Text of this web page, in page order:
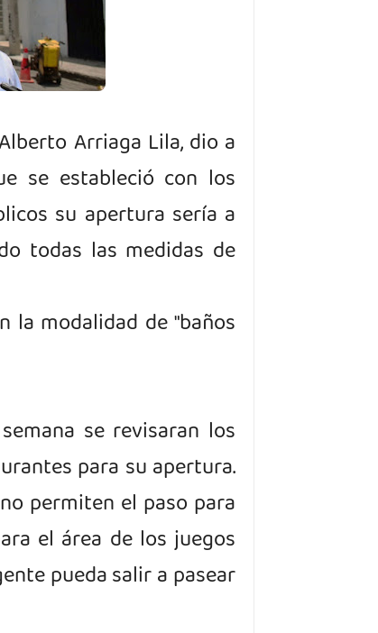
Arriaga Lila, dio a
se estableció con los
su apertura sería a
todas las medidas de
la modalidad de "baños
se revisaran los
para su apertura.
permiten el paso para
el área de los juegos
pueda salir a pasear